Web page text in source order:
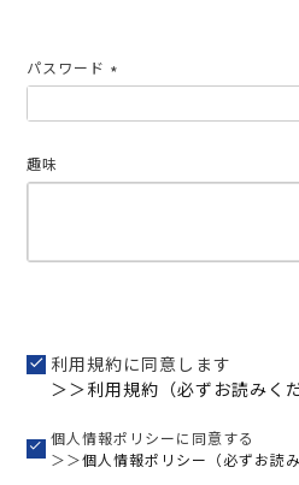
パスワード
須)
趣味
利用規約に同意します
＞＞利用規約（必ずお読みく
個人情報ポリシーに同意する
＞＞個人情報ポリシー（必ずお読